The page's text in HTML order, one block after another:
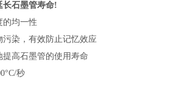
长石墨管寿命!
的均一性
染，有效防止记忆效应
高石墨管的使用寿命
秒